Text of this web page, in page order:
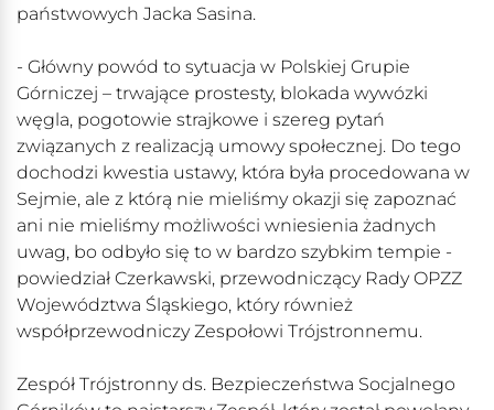
państwowych Jacka Sasina.
- Główny powód to sytuacja w Polskiej Grupie
Górniczej – trwające prostesty, blokada wywózki
węgla, pogotowie strajkowe i szereg pytań
związanych z realizacją umowy społecznej. Do tego
dochodzi kwestia ustawy, która była procedowana w
Sejmie, ale z którą nie mieliśmy okazji się zapoznać
ani nie mieliśmy możliwości wniesienia żadnych
uwag, bo odbyło się to w bardzo szybkim tempie -
powiedział Czerkawski, przewodniczący Rady OPZZ
Województwa Śląskiego, który również
współprzewodniczy Zespołowi Trójstronnemu.
Zespół Trójstronny ds. Bezpieczeństwa Socjalnego